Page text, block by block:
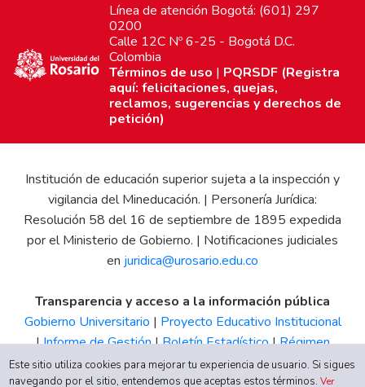
Línea de atención Bogotá: (601) 297
0200
Calle 12C Nº 6-25 - Bogotá D.C.
Colombia
Términos de uso | PQRSDF (Registra
aquí: felicitaciones, quejas,
reclamos, sugerencias y derechos de
petición)
Institución de educación superior sujeta a la inspección y
vigilancia del Mineducación. | Personería Jurídica:
Resolución 58 del 16 de septiembre de 1895 expedida
por el Ministerio de Gobierno. | Notificaciones judiciales
en juridica@urosario.edu.co
Transparencia y acceso a la información pública
Gobierno Universitario | Proyecto Educativo Institucional
|Informe de Gestión|Boletín Estadístico|Régimen
Tributario|Estados Financieros |Código de Ética| Canal
de Integridad UR
Este sitio utiliza cookies para mejorar tu experiencia de usuario. Si sigues
navegando por el sitio, entendemos que aceptas estos términos.Ver